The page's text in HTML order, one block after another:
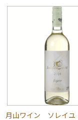
月山ワイン ソレイユ